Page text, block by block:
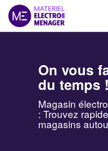
On vous
du temps !
Magasin
: Trouvez
magasins